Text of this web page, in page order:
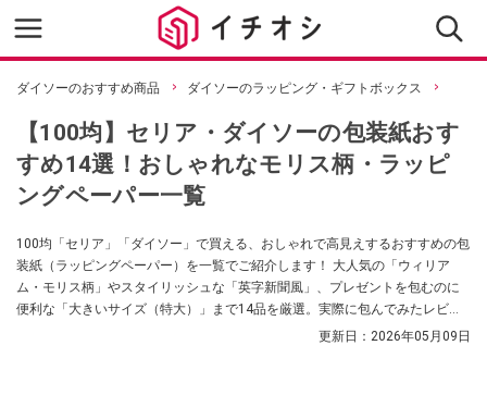
ダイソーのおすすめ商品 ダイソーのラッピング・ギフトボックス
【100均】セリア・ダイソーの包装紙おす
すめ14選！おしゃれなモリス柄・ラッピ
ングペーパー一覧
100均「セリア」「ダイソー」で買える、おしゃれで高見えするおすすめの包
装紙（ラッピングペーパー）を一覧でご紹介します！ 大人気の「ウィリア
ム・モリス柄」やスタイリッシュな「英字新聞風」、プレゼントを包むのに
便利な「大きいサイズ（特大）」まで14品を厳選。実際に包んでみたレビュ
更新日： 2026年05月09日